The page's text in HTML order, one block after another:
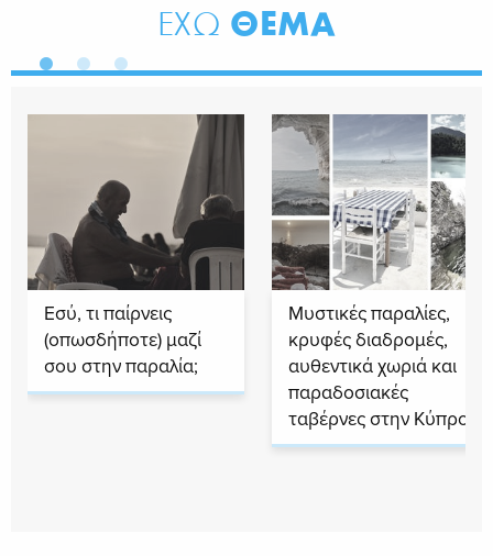
ΕΧΩ ΘΕΜΑ
Εσύ, τι παίρνεις
(οπωσδήποτε) μαζί
σου στην παραλία;
Μυστικές παραλίες,
κρυφές διαδρομές,
αυθεντικά χωριά και
παραδοσιακές
ταβέρνες στην Κύπρο